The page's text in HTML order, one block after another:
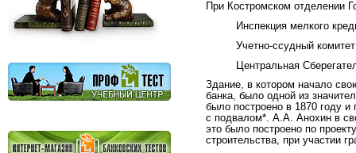
При Костромском отделении
Инспекция мелкого
Учетно-ссудный
Центральная
Здание, в котором начало
банка, было одной из
было построено в 1870 году и
с подвалом*. А.А. Анохин в
это было построено по
строительства, при участии